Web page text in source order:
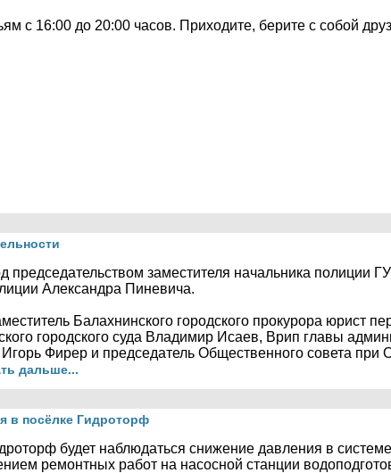
с 16:00 до 20:00 часов. Приходите, берите с собой
заместителя начальника полиции
Александра Пиневича.
Балахнинского городского прокурора юрист
городского суда Владимир Исаев, Врип главы
Игорь Фирер и председатель Общественного совета
дальше...
в посёлке Гидроторф
будет наблюдаться снижение давления в
ремонтных работ на насосной станции